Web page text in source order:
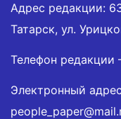
Адрес редакции:
Татарск, ул.
Телефон
Электронный